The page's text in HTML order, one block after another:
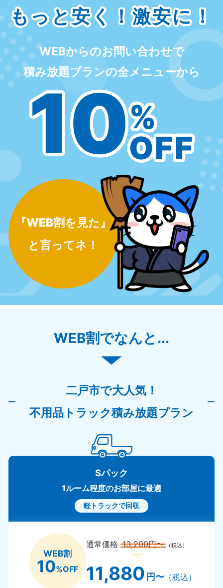
もっと安く！激安に！
WEBからのお問い合わせで
積み放題プランの全メニューから
10%
OFF
『WEB割を見た』
と言ってネ！
WEB割でなんと...
二戸市で大人気！
不用品トラック積み放題プラン
Sパック
1ルーム程度のお部屋に最適
軽トラックで回収
WEB割
10%OFF
通常価格13,200円〜 （税込）
11,880 円〜（税込）